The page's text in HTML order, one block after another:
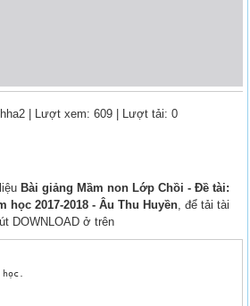
| Lượt xem: 609 | Lượt tải: 0
Bài giảng Mầm non Lớp Chồi - Đề tài:
học 2017-2018 - Âu Thu Huyền, để tải tài
DOWNLOAD ở trên
học.